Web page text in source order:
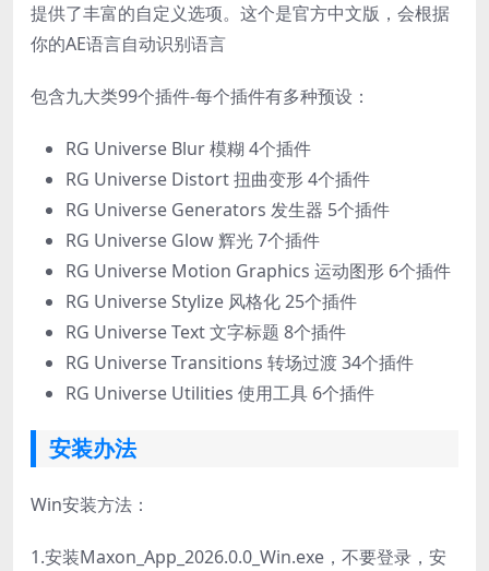
提供了丰富的自定义选项。这个是官方中文版，会根据
你的AE语言自动识别语言
包含九大类99个插件-每个插件有多种预设：
RG Universe Blur 模糊 4个插件
RG Universe Distort 扭曲变形 4个插件
RG Universe Generators 发生器 5个插件
RG Universe Glow 辉光 7个插件
RG Universe Motion Graphics 运动图形 6个插件
RG Universe Stylize 风格化 25个插件
RG Universe Text 文字标题 8个插件
RG Universe Transitions 转场过渡 34个插件
RG Universe Utilities 使用工具 6个插件
安装办法
Win安装方法：
1.安装Maxon_App_2026.0.0_Win.exe，不要登录，安